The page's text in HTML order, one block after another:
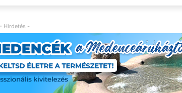
- Hirdetés -